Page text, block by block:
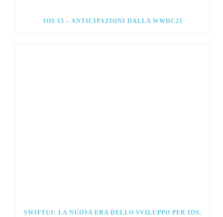
IOS 15 – ANTICIPAZIONI DALLA WWDC21
SWIFTUI: LA NUOVA ERA DELLO SVILUPPO PER IOS.